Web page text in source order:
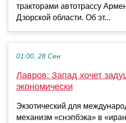
тракторами автотрассу
Дзорской области. Об эт...
01:00, 28 Сен
Лавров: Запад хочет
экономически
Экзотический для
механизм «снэпбэка» в